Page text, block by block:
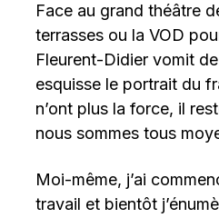
Face au grand théâtre
terrasses ou la VOD
Fleurent-Didier vomit
esquisse le portrait du
n’ont plus la force, il
nous sommes tous
Moi-même, j’ai
travail et bientôt